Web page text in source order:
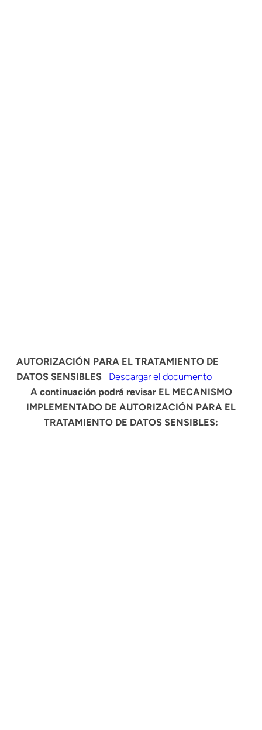
AUTORIZACIÓN PARA EL TRATAMIENTO DE
DATOS SENSIBLES
Descargar el documento
A continuación podrá revisar EL MECANISMO
IMPLEMENTADO DE AUTORIZACIÓN PARA EL
TRATAMIENTO DE DATOS SENSIBLES: